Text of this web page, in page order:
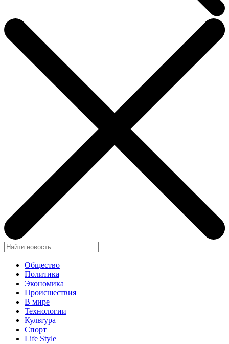
Общество
Политика
Экономика
Происшествия
В мире
Технологии
Культура
Спорт
Life Style